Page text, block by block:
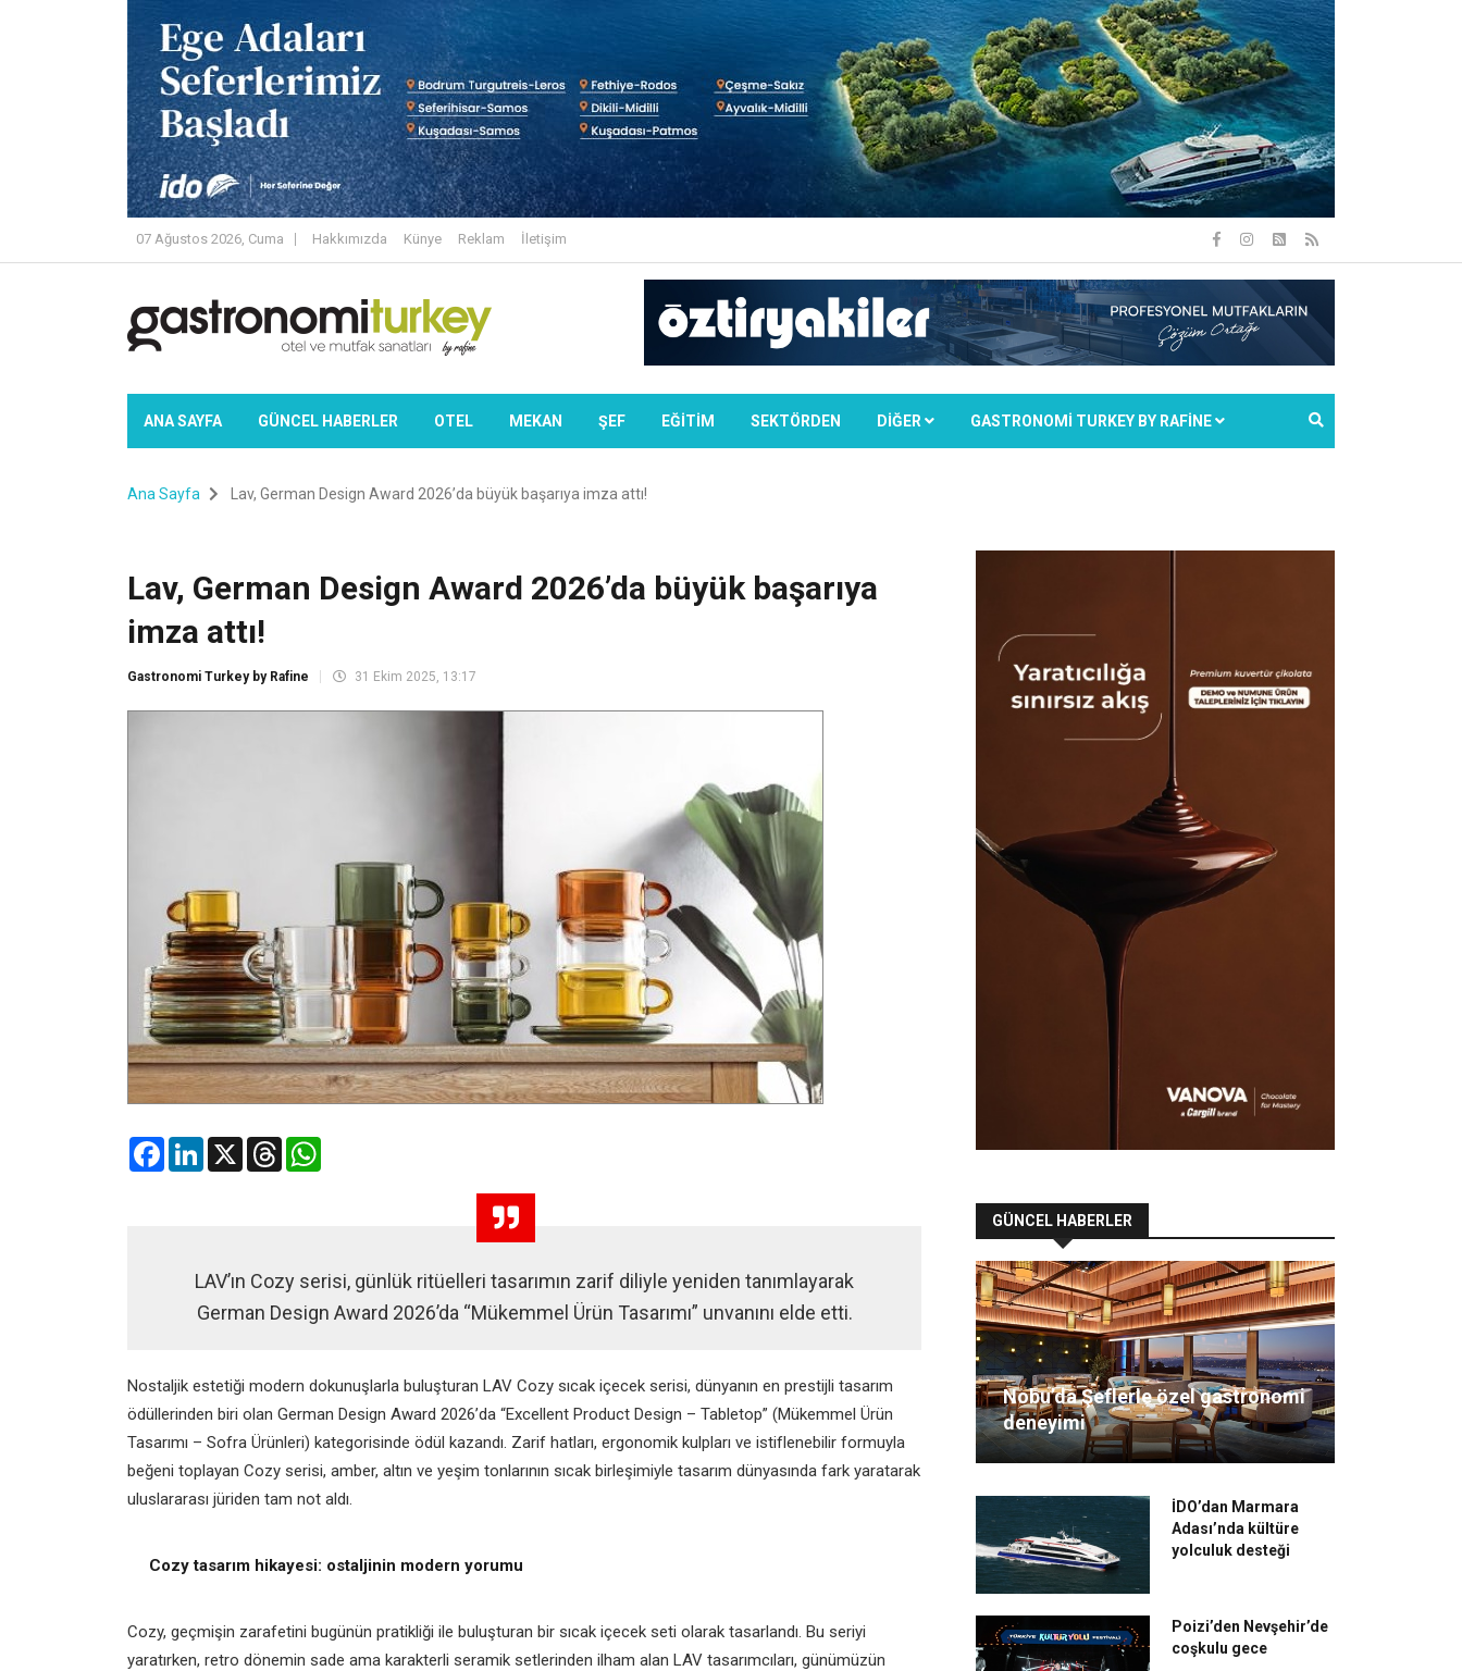
07 Ağustos 2026, Cuma Hakkımızda Künye Reklam İletişim
ANA SAYFA GÜNCEL HABERLER OTEL MEKAN ŞEF EĞİTİM SEKTÖRDEN DIĞER GASTRONOMİ TURKEY BY RAFİNE
Ana Sayfa Lav, German Design Award 2026’da büyük başarıya imza attı!
Lav, German Design Award 2026’da büyük başarıya
imza attı!
Gastronomi Turkey by Rafine 31 Ekim 2025, 13:17
FacebookLinkedIn
X Threads
LAV’ın Cozy serisi, günlük ritüelleri tasarımın zarif diliyle yeniden tanımlayarak
German Design Award 2026’da “Mükemmel Ürün Tasarımı” unvanını elde etti.
Nostaljik estetiği modern dokunuşlarla buluşturan LAV Cozy sıcak içecek serisi, dünyanın en prestijli tasarım
ödüllerinden biri olan German Design Award 2026’da “Excellent Product Design – Tabletop” (Mükemmel Ürün
Tasarımı – Sofra Ürünleri) kategorisinde ödül kazandı. Zarif hatları, ergonomik kulpları ve istiflenebilir formuyla
beğeni toplayan Cozy serisi, amber, altın ve yeşim tonlarının sıcak birleşimiyle tasarım dünyasında fark yaratarak
uluslararası jüriden tam not aldı.
Cozy tasarım hikayesi: ostaljinin modern yorumu
Cozy, geçmişin zarafetini bugünün pratikliği ile buluşturan bir sıcak içecek seti olarak tasarlandı. Bu seriyi
yaratırken, retro dönemin sade ama karakterli seramik setlerinden ilham alan LAV tasarımcıları, günümüzün
GÜNCEL HABERLER
Nobu’da Şeflerle özel gastronomi
deneyimi
İDO’dan Marmara
Adası’nda kültüre
yolculuk desteği
Poizi’den Nevşehir’de
coşkulu gece